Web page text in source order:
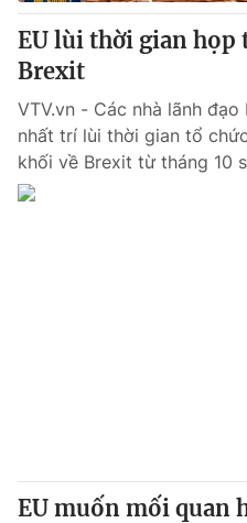
Giấy phép hoạt động báo in
cấp ngày 29/12/2023
Tổng Biên tập:
Phó Tổng Biên tập:Nguyễn Thị
Nguyễn Trọng Ninh
Tổng đài VTV:024.38 355 931
Ðiện thoại Thời báo VTV:
EU lùi thời gian họp
Brexit
VTV.vn - Các nhà lãnh
nhất trí lùi thời gian tổ
khối về Brexit từ tháng 10
EU muốn mối quan